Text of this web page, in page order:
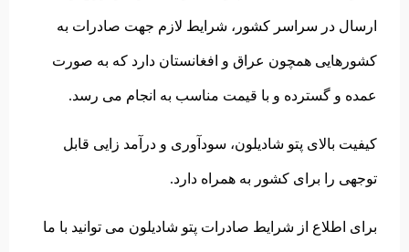
ارسال در سراسر کشور، شرایط لازم جهت صادرات به
کشورهایی همچون عراق و افغانستان دارد که به صورت
عمده و گسترده و با قیمت مناسب به انجام می رسد.
کیفیت بالای پتو شادیلون، سودآوری و درآمد زایی قابل
توجهی را برای کشور به همراه دارد.
برای اطلاع از شرایط صادرات پتو شادیلون می توانید با ما